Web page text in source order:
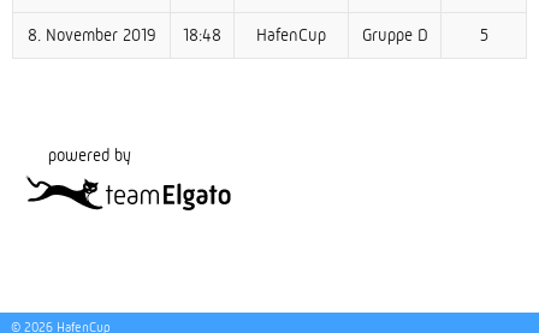
8. November 2019 18:48 HafenCup Gruppe D 5
powered by
© 2026 HafenCup